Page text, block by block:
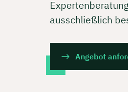
ausschließlich
Angebot